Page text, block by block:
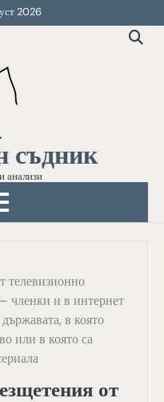
2026
съдник
анализи
телевизионно
членки и в интернет
в която
или в която са
от